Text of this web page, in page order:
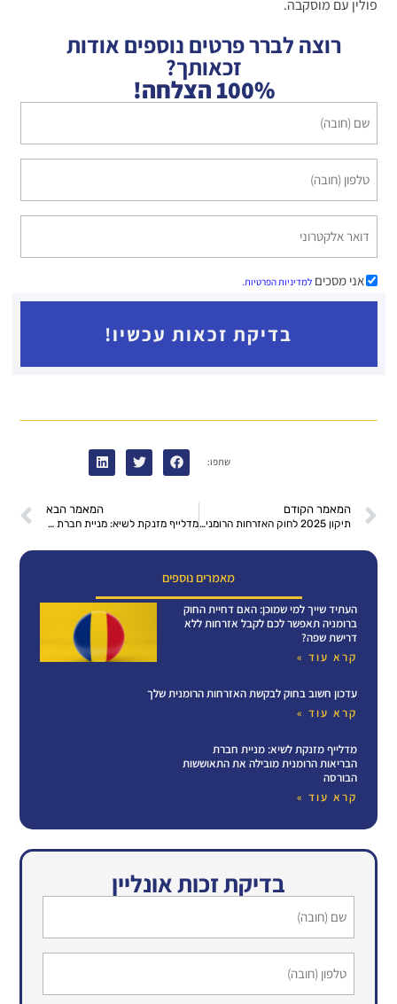
פולין עם מוסקבה.
רוצה לברר פרטים נוספים אודות
זכאותך?
100% הצלחה!
שם
(חובה)
טלפון
(חובה)
דואר
אלקטרוני
(אופציונלי)
ללא
כותרת
אני מסכיםלמדיניות הפרטיות.
שתפו:
המאמר הקודם
תיקון 2025 לחוק האזרחות הרומנית – כל מה שחשוב לדעת
המאמר הבא
מדלייף מזנקת לשיא: מניית חברת הבריאות הרומנית מובילה את התאוששות הבורסה
מאמרים נוספים
העתיד שייך למי שמוכן: האם דחיית החוק
ברומניה תאפשר לכם לקבל אזרחות ללא
דרישת שפה?
קרא עוד »
עדכון חשוב בחוק לבקשת האזרחות הרומנית שלך
קרא עוד »
מדלייף מזנקת לשיא: מניית חברת
הבריאות הרומנית מובילה את התאוששות
הבורסה
קרא עוד »
בדיקת זכות אונליין
שם
(חובה)
טלפון
(חובה)